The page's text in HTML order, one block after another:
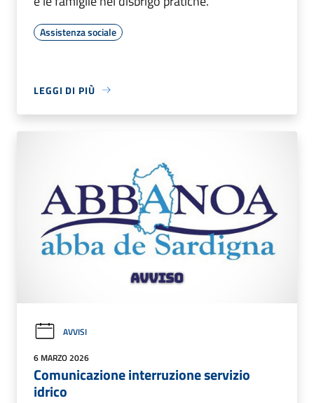
Assistenza sociale
LEGGI DI PIÙ
AVVISI
6 MARZO 2026
Comunicazione interruzione servizio
idrico